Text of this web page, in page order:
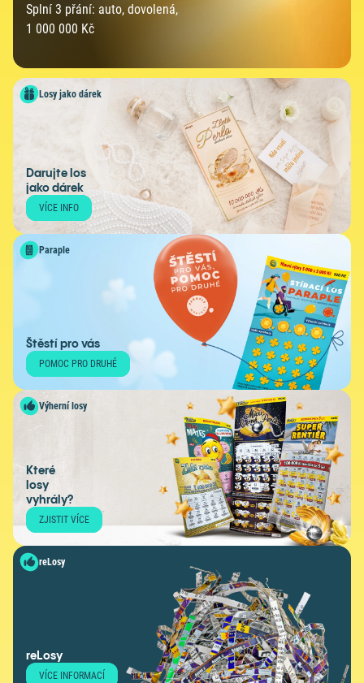
Splní 3 přání: auto, dovolená,
1 000 000 Kč
Losy jako dárek
Darujte los
jako dárek
VÍCE INFO
Paraple
Štěstí pro vás
POMOC PRO DRUHÉ
Výherní losy
Které
losy
vyhrály?
ZJISTIT VÍCE
reLosy
reLosy
VÍCE INFORMACÍ